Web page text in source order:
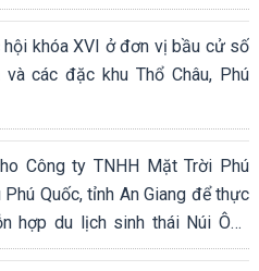
khóa XVI ở đơn vị bầu cử số
các đặc khu Thổ Châu, Phú
Công ty TNHH Mặt Trời Phú
Quốc, tỉnh An Giang để thực
hợp du lịch sinh thái Núi Ông